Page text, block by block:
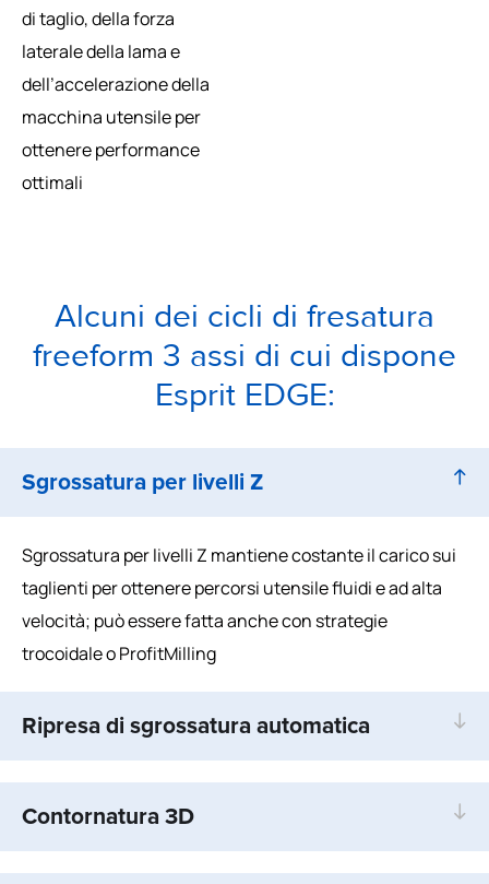
di taglio, della forza
laterale della lama e
dell’accelerazione della
macchina utensile per
ottenere performance
ottimali
Alcuni dei cicli di fresatura
freeform 3 assi di cui dispone
Esprit EDGE:
Sgrossatura per livelli Z
Sgrossatura per livelli Z mantiene costante il carico sui
taglienti per ottenere percorsi utensile fluidi e ad alta
velocità; può essere fatta anche con strategie
trocoidale o ProfitMilling
Ripresa di sgrossatura automatica
Contornatura 3D